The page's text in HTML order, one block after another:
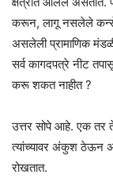
करून, लागू नसलेले
असलेली प्रामाणिक
सर्व कागदपत्रे नीट
करू शकत नाहीत ?
उत्तर सोपे आहे. एक तर
त्यांच्यावर अंकुश ठेऊन
रोखतात.